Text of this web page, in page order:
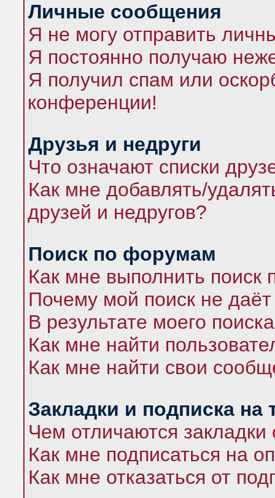
Личные сообщения
Я не могу отправить
Я постоянно получаю
Я получил спам или
конференции!
Друзья и недруги
Что означают списки
Как мне добавлять/
друзей и недругов?
Поиск по форумам
Как мне выполнить
Почему мой поиск не даёт
В результате моего
Как мне найти
Как мне найти свои
Закладки и подписка на
Чем отличаются закладки
Как мне подписаться на
Как мне отказаться от